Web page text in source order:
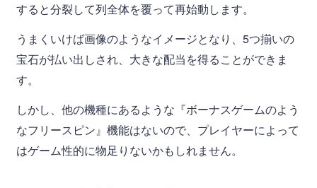
すると分裂して列全体を覆って再始動します。
うまくいけば画像のようなイメージとなり、5つ揃いの
宝石が払い出しされ、大きな配当を得ることができま
す。
しかし、他の機種にあるような『ボーナスゲームのよう
なフリースピン』機能はないので、プレイヤーによって
はゲーム性的に物足りないかもしれません。